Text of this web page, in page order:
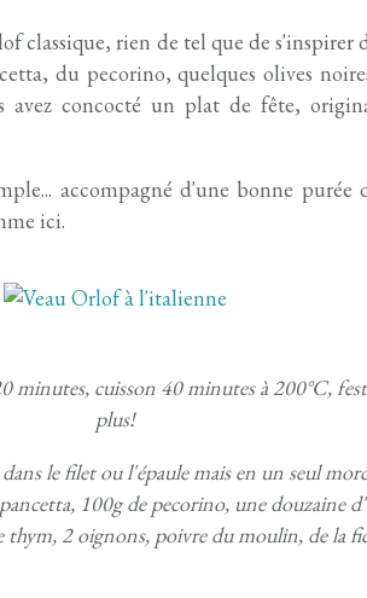
classique, rien de tel que de s'inspirer
du pecorino, quelques olives
avez concocté un plat de fête,
accompagné d'une bonne purée
ici.
minutes, cuisson 40 minutes à 200°C,
plus!
le filet ou l'épaule mais en un seul
100g de pecorino, une douzaine
thym, 2 oignons, poivre du moulin, de la